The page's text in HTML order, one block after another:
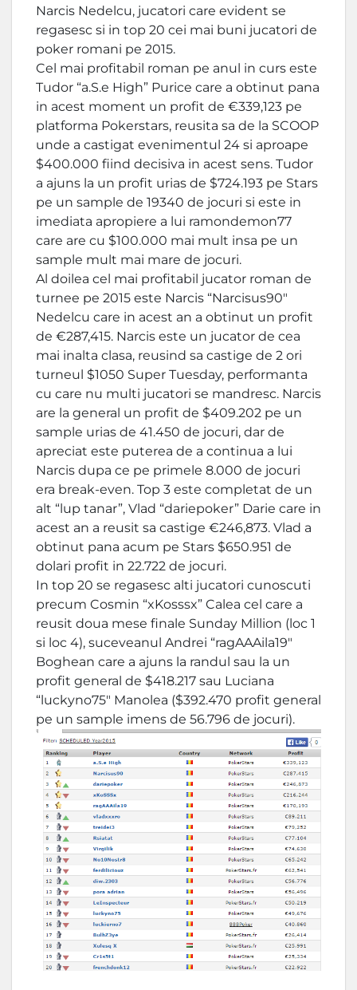
Narcis Nedelcu, jucatori care evident se
regasesc si in top 20 cei mai buni jucatori de
poker romani pe 2015.
Cel mai profitabil roman pe anul in curs este
Tudor “a.S.e High” Purice care a obtinut pana
in acest moment un profit de €339,123 pe
platforma Pokerstars, reusita sa de la SCOOP
unde a castigat evenimentul 24 si aproape
$400.000 fiind decisiva in acest sens. Tudor
a ajuns la un profit urias de $724.193 pe Stars
pe un sample de 19340 de jocuri si este in
imediata apropiere a lui ramondemon77
care are cu $100.000 mai mult insa pe un
sample mult mai mare de jocuri.
Al doilea cel mai profitabil jucator roman de
turnee pe 2015 este Narcis “Narcisus90″
Nedelcu care in acest an a obtinut un profit
de €287,415. Narcis este un jucator de cea
mai inalta clasa, reusind sa castige de 2 ori
turneul $1050 Super Tuesday, performanta
cu care nu multi jucatori se mandresc. Narcis
are la general un profit de $409.202 pe un
sample urias de 41.450 de jocuri, dar de
apreciat este puterea de a continua a lui
Narcis dupa ce pe primele 8.000 de jocuri
era break-even. Top 3 este completat de un
alt “lup tanar”, Vlad “dariepoker” Darie care in
acest an a reusit sa castige €246,873. Vlad a
obtinut pana acum pe Stars $650.951 de
dolari profit in 22.722 de jocuri.
In top 20 se regasesc alti jucatori cunoscuti
precum Cosmin “xKosssx” Calea cel care a
reusit doua mese finale Sunday Million (loc 1
si loc 4), suceveanul Andrei “ragAAAila19″
Boghean care a ajuns la randul sau la un
profit general de $418.217 sau Luciana
“luckyno75″ Manolea ($392.470 profit general
pe un sample imens de 56.796 de jocuri).